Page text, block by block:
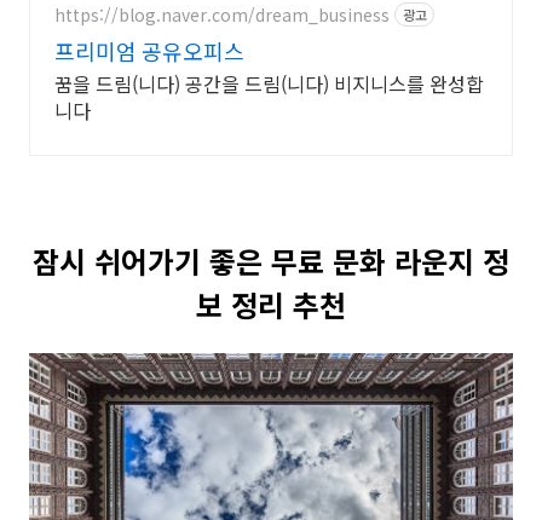
https://blog.naver.com/dream_business 광고
프리미엄 공유오피스
꿈을 드림(니다) 공간을 드림(니다) 비지니스를 완성합
니다
잠시 쉬어가기 좋은 무료 문화 라운지 정
보 정리 추천